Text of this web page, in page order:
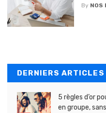
By NOS
DERNIERS ARTICLES
5 règles d’or
en groupe,